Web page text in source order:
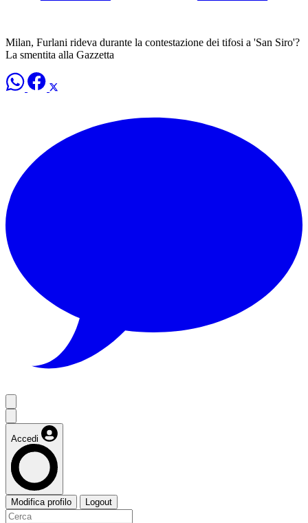
Milan, Furlani rideva durante la contestazione dei tifosi a 'San Siro'?
La smentita alla Gazzetta
Accedi
Modifica profilo Logout